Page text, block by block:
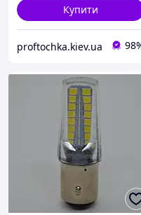
Купити
proftochka.kiev.ua